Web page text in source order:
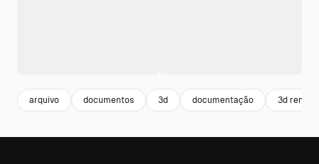
arquivo documentos 3d documentação 3d render